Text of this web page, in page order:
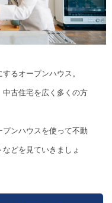
るオープンハウス。
古住宅を広く多くの方
ンハウスを使って不動
どを見ていきましょ